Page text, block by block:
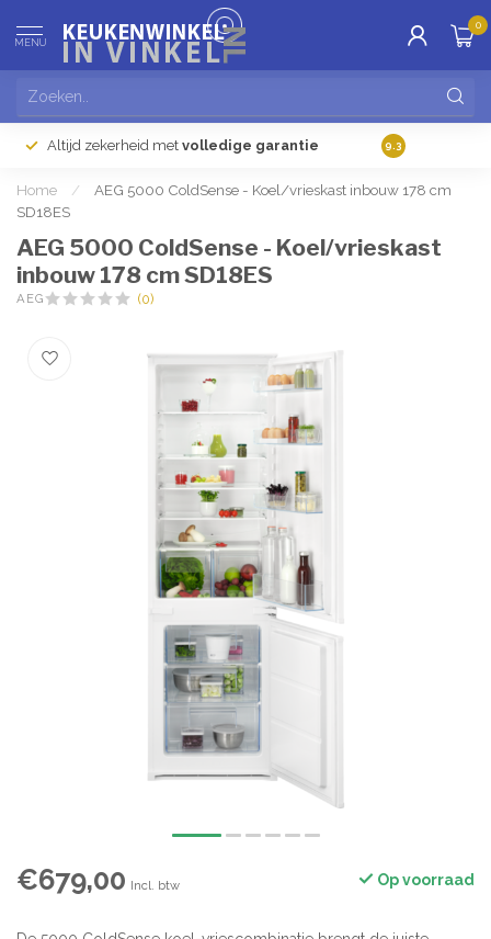
MENU
0
Altijd zekerheid met volledige garantie Gratis
9.3
Home /
AEG 5000 ColdSense - Koel/vrieskast inbouw 178 cm
SD18ES
AEG 5000 ColdSense - Koel/vrieskast
inbouw 178 cm SD18ES
AEG (0)
€679,00 Incl. btw Op voorraad